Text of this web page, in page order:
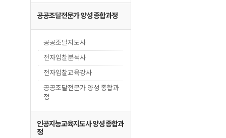
공공조달전문가 양성 종합과정
공공조달지도사
전자입찰분석사
전자입찰교육강사
공공조달전문가 양성 종합과
정
인공지능교육지도사 양성 종합과
정